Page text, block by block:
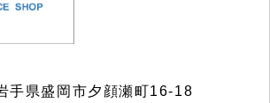
県盛岡市夕顔瀬町16-18